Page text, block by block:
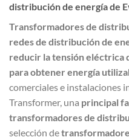
distribución de energía de
Transformadores de
redes de distribución de
reducir la tensión eléctrica
para obtener energía
comerciales e instalaciones
Transformer, una principal
transformadores de
selección de